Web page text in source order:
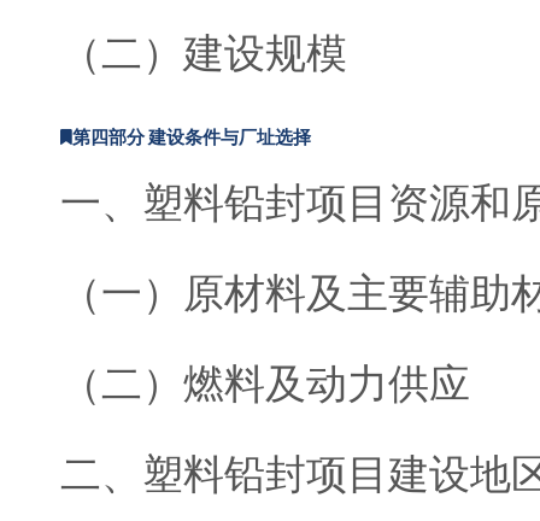
（二）建设规模
第四部分 建设条件与厂址选择
一、塑料铅封项目资源和
（一）原材料及主要辅助
（二）燃料及动力供应
二、塑料铅封项目建设地